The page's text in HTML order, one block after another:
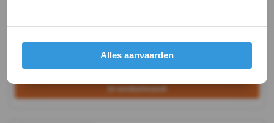
-
A2
-
briefpost
In winkelmand
Alles aanvaarden